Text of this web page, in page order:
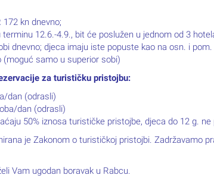
172 kn dnevno;
12.6.-4.9., bit će poslužen u jednom od 3
dnevno; djeca imaju iste popuste kao na osn. i pom.
(moguć samo u superior sobi)
za turističku pristojbu:
dan (odrasli)
dan (odrasli)
50% iznosa turističke pristojbe, djeca do 12 g.
je Zakonom o turističkoj pristojbi. Zadržavamo
Vam ugodan boravak u Rabcu.